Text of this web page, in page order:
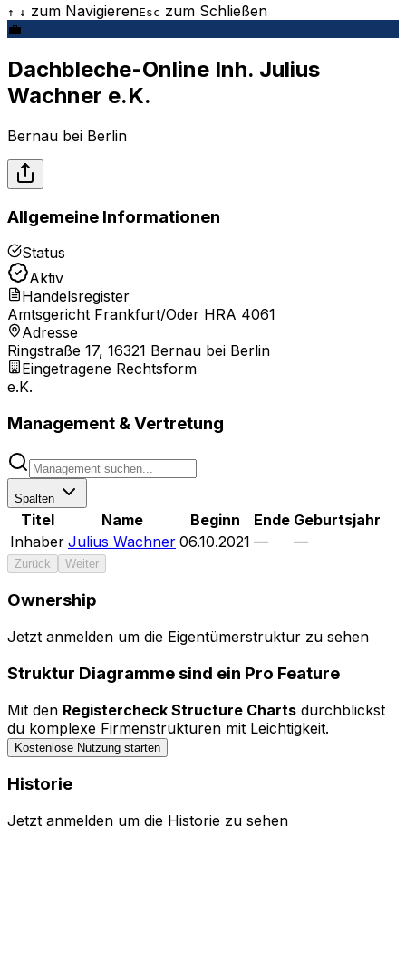
↑ ↓ zum NavigierenEsc zum Schließen
💼
Dachbleche-Online Inh. Julius
Wachner e.K.
Bernau bei Berlin
Allgemeine Informationen
Status
Aktiv
Handelsregister
Amtsgericht Frankfurt/Oder HRA 4061
Adresse
Ringstraße 17, 16321 Bernau bei Berlin
Eingetragene Rechtsform
e.K.
Management & Vertretung
Spalten
Titel Name Beginn Ende Geburtsjahr
Inhaber Julius Wachner 06.10.2021 — —
Zurück Weiter
Ownership
Jetzt anmelden um die Eigentümerstruktur zu sehen
Bedienelemente ausblenden
0 Entitäten durchsuchen...
Legende
Struktur Diagramme sind ein Pro Feature
Mit den Registercheck Structure Charts durchblickst
du komplexe Firmenstrukturen mit Leichtigkeit.
Kostenlose Nutzung starten
Historie
Jetzt anmelden um die Historie zu sehen